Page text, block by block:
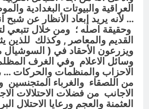
العراقية والبيوتات البغدادية
… لأنه يريد إبعاد الأنظار عن شبح
وحقيقة اصله ؛ ومن خلال تتبعي
القديم والمعاصر , وكذلك للذين
ويزرعون الأحقاد في ( السوشيال
وسائل الاعلام وفي الغرف
الاحزاب والمنظمات والحركات
من اللصقاء والغرباء المتجنسين
الاجانب من فضلات الاحتلالات
العثمنة والعجم ورعايا الاحتلال